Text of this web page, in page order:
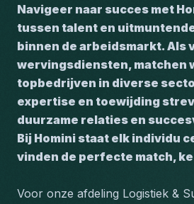
Navigeer naar succes met
tussen talent en
binnen de arbeidsmarkt. Als
wervingsdiensten, matchen
topbedrijven in diverse
expertise en toewijding
duurzame relaties en
Bij Homini staat elk individu
vinden de perfecte match,
Voor onze afdeling Logistiek &